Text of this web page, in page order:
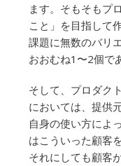
ます。そもそもプ
こと」を目指して
課題に無数のバリ
おおむね1〜2個で
そして、プロダク
においては、提供
自身の使い方によ
はこういった顧客
それにしても顧客